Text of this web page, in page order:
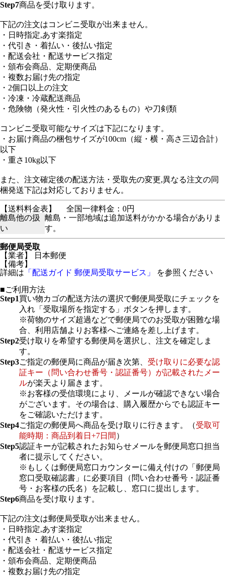
Step7商品を受け取ります。
下記の注文はコンビニ受取が出来ません。
・日時指定,あす楽指定
・代引き・着払い・後払い指定
・配送会社・配送サービス指定
・頒布会商品、定期便商品
・複数お届け先の指定
・2個口以上の注文
・冷凍・冷蔵配送商品
・危険物（発火性・引火性のあるもの）や刀剣類
コンビニ受取可能なサイズは下記になります。
・お届け商品の梱包サイズが100cm（縦・横・高さ三辺合計）
以下
・重さ10kg以下
また、注文確定後の配送方法・受取先の変更,異なる注文の同
梱発送下記は対応しておりません。
【送料料金表】
全国一律料金：0円
離島他の扱
い
離島・一部地域は追加送料がかかる場合がありま
す。
郵便局受取
【業者】 日本郵便
【備考】
詳細は 「配送ガイド 郵便局受取サービス」
を参照ください
■ご利用方法
Step1買い物カゴの配送方法の選択で郵便局受取にチェックを
入れ「受取場所を指定する」ボタンを押します。
※荷物のサイズ超過などで郵便局でのお受取が困難な場
合、利用店舗よりお客様へご連絡を差し上げます。
Step2受け取りを希望する郵便局を選択し、注文を確定しま
す。
Step3ご指定の郵便局に商品が届き次第、 受け取りに必要な認
証キー（問い合わせ番号・認証番号）が記載されたメー
ルが楽天より届きます。
※お客様の受信環境により、メールが確認できない場合
がございます。その場合は、購入履歴からでも認証キー
をご確認いただけます。
Step4ご指定の郵便局へ商品を受け取りに行きます。（受取可
能時期：商品到着日+7日間 ）
Step5認証キーが記載されたお知らせメールを郵便局窓口担当
者に提示してください。
※もしくは郵便局窓口カウンターに備え付けの「郵便局
窓口受取確認書」に必要項目（問い合わせ番号・認証番
号・お客様の氏名）を記載し、窓口に提出します。
Step6商品を受け取ります。
下記の注文は郵便局受取が出来ません。
・日時指定,あす楽指定
・代引き・着払い・後払い指定
・配送会社・配送サービス指定
・頒布会商品、定期便商品
・複数お届け先の指定